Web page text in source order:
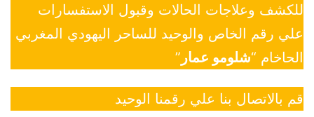
للكشف وعلاجات الحالات وقبول الاستفسارات
علي رقم الخاص والوحيد للساحر اليهودي المغربي
الحاخام “شلومو عمار ”
قم بالاتصال بنا علي رقمنا الوحيد